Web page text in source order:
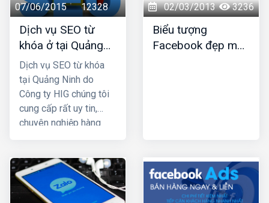
với chi phí rẻ hơn rất
nhiều so với các
phương thức marketing
truyền thống. HIG là
công ty thiết kế web tại
Nam Định uy tín chuyên
nghiệp được nhiều
khách hàng lựa chọn,
hãy liên hệ ngay với
07/06/2015 12328
Dịch vụ SEO từ
khóa ở tại Quảng
Ninh
Dịch vụ SEO từ khóa
tại Quảng Ninh do
Công ty HIG chúng tôi
cung cấp rất uy tin,
chuyên nghiệp hàng
nhiều năm kinh nghiệm
trong lĩnh vực SEO top
Google và đã mang lại
02/03/2013 3236
Biểu tượng
Facebook đẹp mới